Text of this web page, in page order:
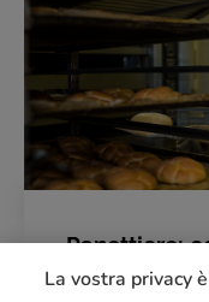
Panettiere:
diventa
La vostra privacy